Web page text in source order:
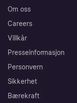
Om oss
Careers
Villkår
Presseinformasjon
Personvern
Sikkerhet
Bærekraft